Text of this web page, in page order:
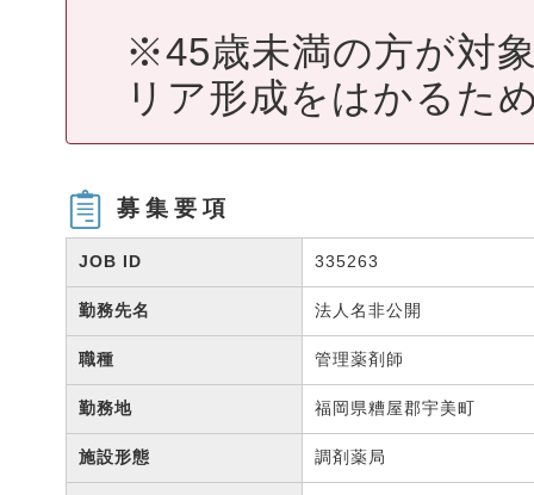
※45歳未満の方が対
リア形成をはかるた
募集要項
JOB ID 335263
勤務先名 法人名非公開
職種 管理薬剤師
勤務地 福岡県糟屋郡宇美町
施設形態 調剤薬局